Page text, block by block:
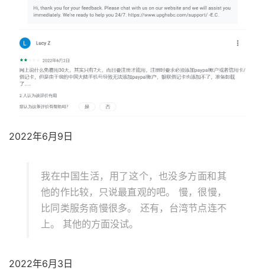
2022年6月9日
我在中国生活，用了这个，也没多方面和其
他的作比较，只说最直观的吧。 慢，很慢，
比同类服务商慢很多。 还有，台湾节点连不
上。 其他的方面没试。
2022年6月3日